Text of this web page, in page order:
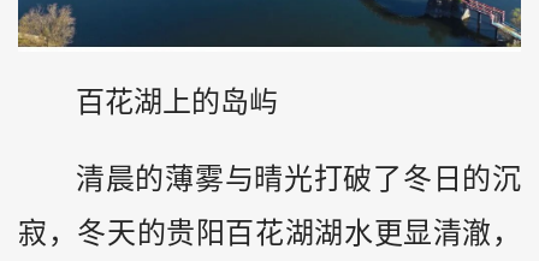
百花湖上的岛屿
清晨的薄雾与晴光打破了冬日的沉
寂，冬天的贵阳百花湖湖水更显清澈，